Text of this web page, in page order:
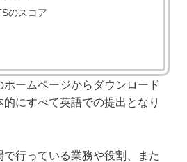
のスコア
ホームページからダウンロード
にすべて英語での提出となり
行っている業務や役割、また